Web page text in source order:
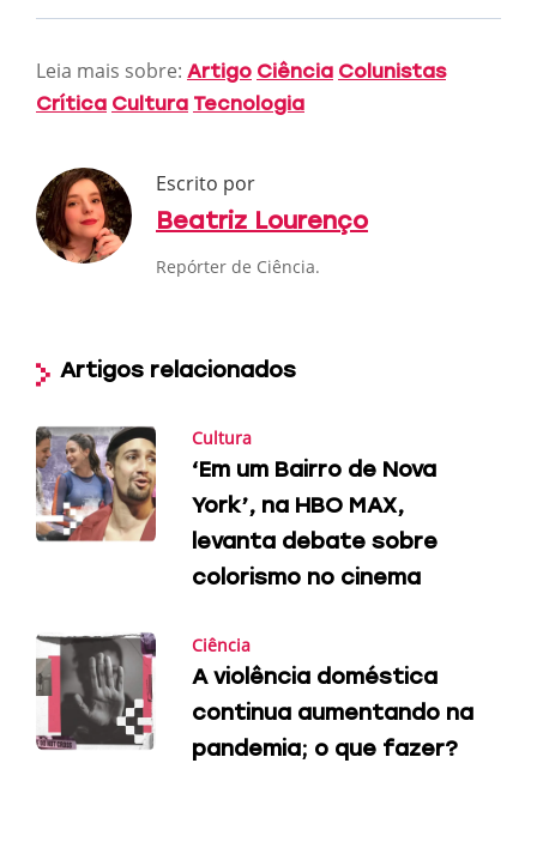
Leia mais sobre: Artigo Ciência Colunistas
Crítica Cultura Tecnologia
Escrito por
Beatriz Lourenço
Repórter de Ciência.
Artigos relacionados
Cultura
‘Em um Bairro de Nova
York’, na HBO MAX,
levanta debate sobre
colorismo no cinema
Ciência
A violência doméstica
continua aumentando na
pandemia; o que fazer?